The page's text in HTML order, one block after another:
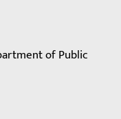
of Public